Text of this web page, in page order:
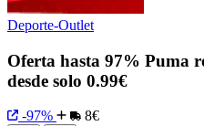
Deporte-Outlet
Oferta hasta 97% Puma
desde solo 0.99€
-97% 8€